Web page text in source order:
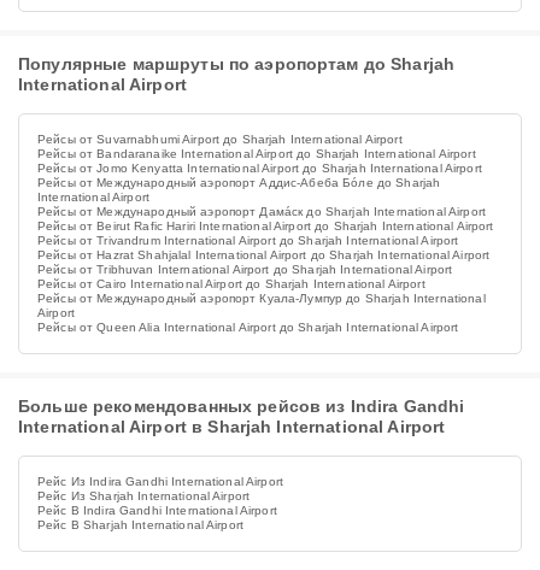
Популярные маршруты по аэропортам до Sharjah
International Airport
Рейсы от Suvarnabhumi Airport до Sharjah International Airport
Рейсы от Bandaranaike International Airport до Sharjah International Airport
Рейсы от Jomo Kenyatta International Airport до Sharjah International Airport
Рейсы от Международный аэропорт Аддис-Абеба Бо́ле до Sharjah
International Airport
Рейсы от Международный аэропорт Дама́ск до Sharjah International Airport
Рейсы от Beirut Rafic Hariri International Airport до Sharjah International Airport
Рейсы от Trivandrum International Airport до Sharjah International Airport
Рейсы от Hazrat Shahjalal International Airport до Sharjah International Airport
Рейсы от Tribhuvan International Airport до Sharjah International Airport
Рейсы от Cairo International Airport до Sharjah International Airport
Рейсы от Международный аэропорт Куала-Лумпур до Sharjah International
Airport
Рейсы от Queen Alia International Airport до Sharjah International Airport
Больше рекомендованных рейсов из Indira Gandhi
International Airport в Sharjah International Airport
Рейс Из Indira Gandhi International Airport
Рейс Из Sharjah International Airport
Рейс В Indira Gandhi International Airport
Рейс В Sharjah International Airport